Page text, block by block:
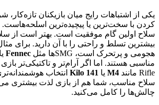
یکی از اشتباهات رایج میان بازیکنان تازه‌کار،
کردن با سخت‌ترین یا پیچیده‌ترین اسلحه‌هاست.
سلاح اولین گام موفقیت است. بهتر است از
بیشترین تسلط و راحتی را با آن دارید. برای
هجومی و پرتحرک است، SMGها مثل
Fennec یا
Rifle مانند
M4 یا Kilo 141 انتخاب
سلاح مناسب، شما هم از بازی لذت بیشتری
چالش‌ها را کامل می‌کنید.